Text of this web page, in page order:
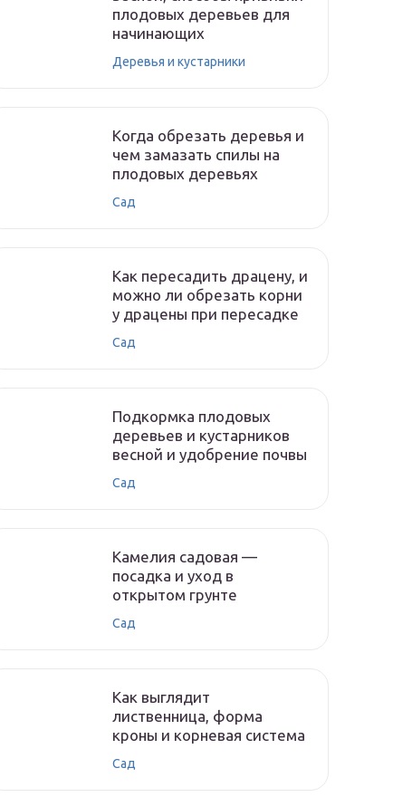
плодовых деревьев для
начинающих
Деревья и кустарники
Когда обрезать деревья и
чем замазать спилы на
плодовых деревьях
Сад
Как пересадить драцену, и
можно ли обрезать корни
у драцены при пересадке
Сад
Подкормка плодовых
деревьев и кустарников
весной и удобрение почвы
Сад
Камелия садовая —
посадка и уход в
открытом грунте
Сад
Как выглядит
лиственница, форма
кроны и корневая система
Сад